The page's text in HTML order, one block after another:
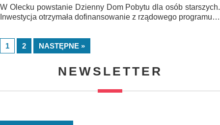
W Olecku powstanie Dzienny Dom Pobytu dla osób starszych.
Inwestycja otrzymała dofinansowanie z rządowego programu…
1 2 NASTĘPNE »
NEWSLETTER